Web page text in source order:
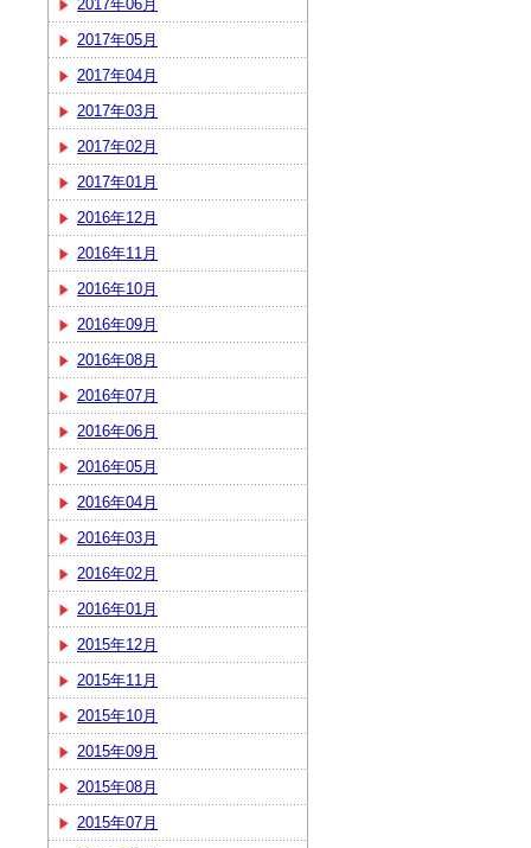
2017年06月
2017年05月
2017年04月
2017年03月
2017年02月
2017年01月
2016年12月
2016年11月
2016年10月
2016年09月
2016年08月
2016年07月
2016年06月
2016年05月
2016年04月
2016年03月
2016年02月
2016年01月
2015年12月
2015年11月
2015年10月
2015年09月
2015年08月
2015年07月